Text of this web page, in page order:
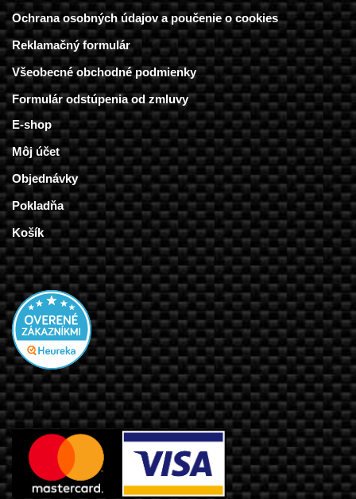
Ochrana osobných údajov a poučenie o cookies
Reklamačný formulár
Všeobecné obchodné podmienky
Formulár odstúpenia od zmluvy
E-shop
Môj účet
Objednávky
Pokladňa
Košík